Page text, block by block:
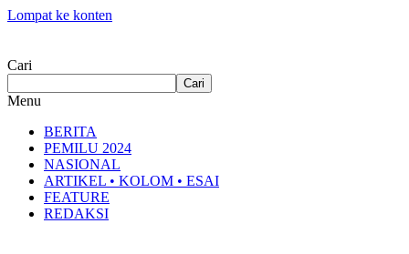
Lompat ke konten
Cari
Cari
Menu
BERITA
PEMILU 2024
NASIONAL
ARTIKEL • KOLOM • ESAI
FEATURE
REDAKSI